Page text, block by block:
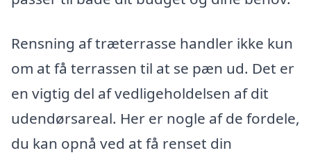
Rensning af træterrasse handler ikke kun
om at få terrassen til at se pæn ud. Det er
en vigtig del af vedligeholdelsen af dit
udendørsareal. Her er nogle af de fordele,
du kan opnå ved at få renset din